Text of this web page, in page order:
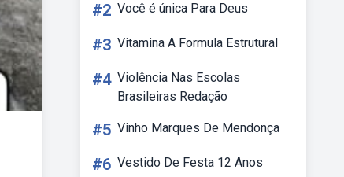
#2 Você é única Para Deus
#3 Vitamina A Formula Estrutural
#4 Violência Nas Escolas
Brasileiras Redação
#5 Vinho Marques De Mendonça
#6 Vestido De Festa 12 Anos